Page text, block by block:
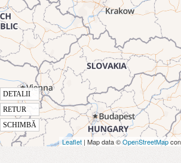
DETALII
RETUR
SCHIMBĂ